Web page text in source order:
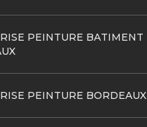
PEINTURE BATIMENT
PEINTURE BORDEAUX